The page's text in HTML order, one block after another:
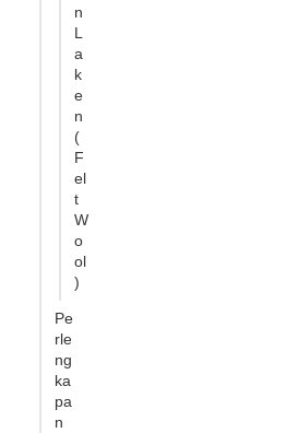
n
L
a
k
e
n
(
F
el
t
W
o
ol
)
Pe
rle
ng
ka
pa
n